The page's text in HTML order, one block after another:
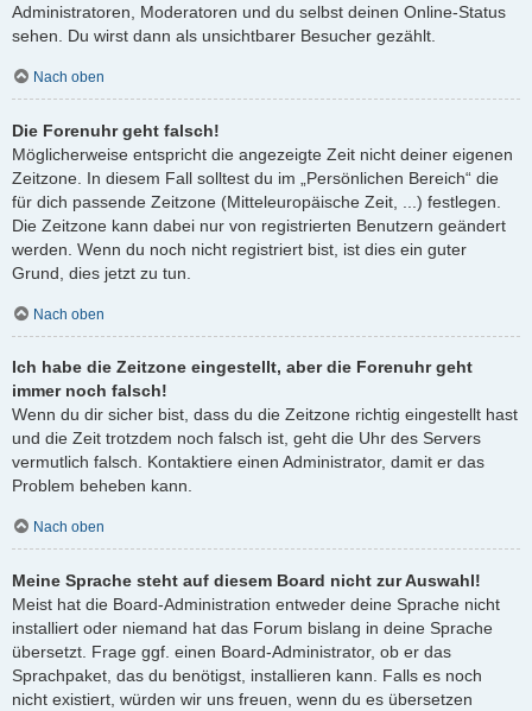
Administratoren, Moderatoren und du selbst deinen Online-Status
sehen. Du wirst dann als unsichtbarer Besucher gezählt.
Nach oben
Die Forenuhr geht falsch!
Möglicherweise entspricht die angezeigte Zeit nicht deiner eigenen
Zeitzone. In diesem Fall solltest du im „Persönlichen Bereich“ die
für dich passende Zeitzone (Mitteleuropäische Zeit, ...) festlegen.
Die Zeitzone kann dabei nur von registrierten Benutzern geändert
werden. Wenn du noch nicht registriert bist, ist dies ein guter
Grund, dies jetzt zu tun.
Nach oben
Ich habe die Zeitzone eingestellt, aber die Forenuhr geht
immer noch falsch!
Wenn du dir sicher bist, dass du die Zeitzone richtig eingestellt hast
und die Zeit trotzdem noch falsch ist, geht die Uhr des Servers
vermutlich falsch. Kontaktiere einen Administrator, damit er das
Problem beheben kann.
Nach oben
Meine Sprache steht auf diesem Board nicht zur Auswahl!
Meist hat die Board-Administration entweder deine Sprache nicht
installiert oder niemand hat das Forum bislang in deine Sprache
übersetzt. Frage ggf. einen Board-Administrator, ob er das
Sprachpaket, das du benötigst, installieren kann. Falls es noch
nicht existiert, würden wir uns freuen, wenn du es übersetzen